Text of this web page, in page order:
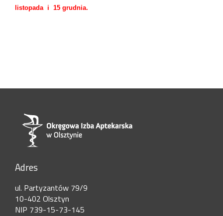
listopada i 15 grudnia.
Adres
ul. Partyzantów 79/9
10-402 Olsztyn
NIP 739-15-73-145